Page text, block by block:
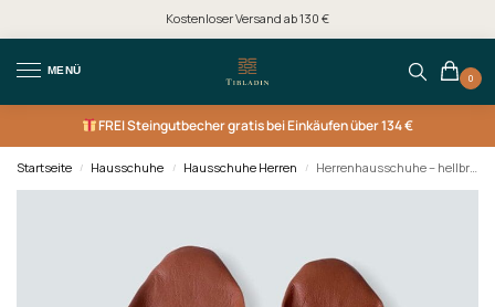
Kostenloser Versand ab 130 €
MENÜ
0
FREISteingutbecher gratis bei Einkäufen über 134 €
Startseite / Hausschuhe / Hausschuhe Herren / Herrenhausschuhe – hellbraun